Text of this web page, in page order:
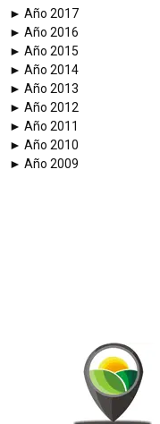
► Año 2017
► Año 2016
► Año 2015
► Año 2014
► Año 2013
► Año 2012
► Año 2011
► Año 2010
► Año 2009